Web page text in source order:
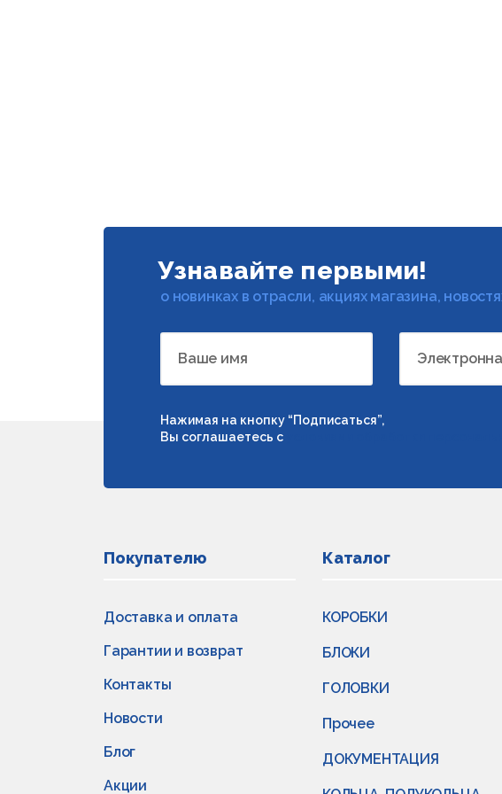
Узнавайте первыми!
о новинках в отрасли, акциях магазина,
Ваше имя
Нажимая на кнопку “Подписаться”,
Вы соглашаетесь с
Покупателю
Доставка и оплата
Гарантии и возврат
Контакты
Новости
Блог
Акции
Каталог
КОРОБКИ
БЛОКИ
ГОЛОВКИ
Прочее
ДОКУМЕНТАЦИЯ